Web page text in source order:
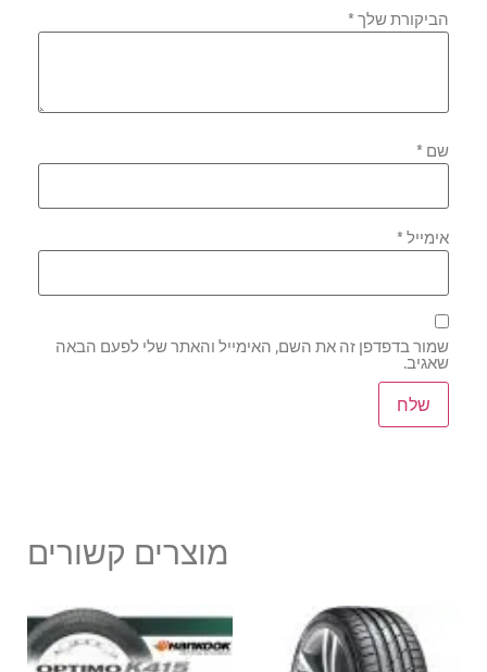
הביקורת שלך*
שם*
אימייל*
שמור בדפדפן זה את השם, האימייל והאתר שלי לפעם הבאה
שאגיב.
מוצרים קשורים